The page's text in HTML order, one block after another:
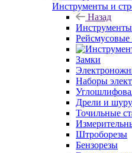
Инструменты и
Назад
Инструменты
Рейсмусовые
Замки
Наборы
Дрели и
Точильные
Штроборезы
Бензорезы